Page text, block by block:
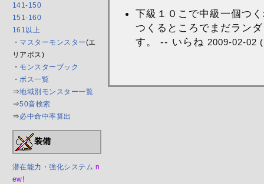
141-150
151-160
161以上
・ マスターモンスター(エ
リアボス)
・ モンスターブック
・ ボス一覧
⇒地域別モンスター一覧
⇒50音検索
⇒必中命中率算出
装備
潜在能力・強化システム n
ew!
下級１０こで中級一個つ
つくるところでまだラン
す。 -- いらね 2009-02-02